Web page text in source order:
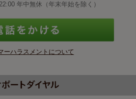
年中無休（年末年始を除く）
ーハラスメントについて